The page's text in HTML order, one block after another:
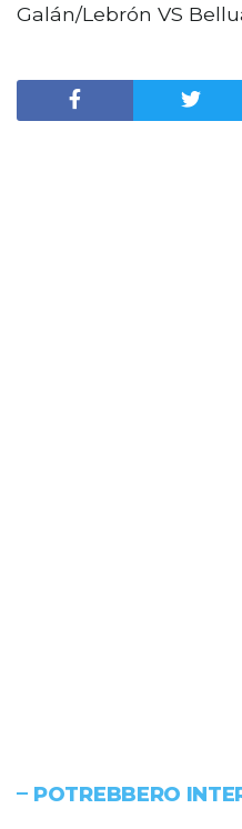
Galán/Lebrón VS
POTREBBERO